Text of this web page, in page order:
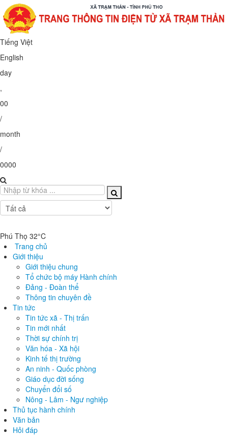
Tiếng Việt
English
day
,
00
/
month
/
0000
Phú Thọ 32°C
Trang chủ
Giới thiệu
Giới thiệu chung
Tổ chức bộ máy Hành chính
Đảng - Đoàn thể
Thông tin chuyên đề
Tin tức
Tin tức xã - Thị trấn
Tin mới nhất
Thời sự chính trị
Văn hóa - Xã hội
Kinh tế thị trường
An ninh - Quốc phòng
Giáo dục đời sống
Chuyển đổi số
Nông - Lâm - Ngư nghiệp
Thủ tục hành chính
Văn bản
Hỏi đáp